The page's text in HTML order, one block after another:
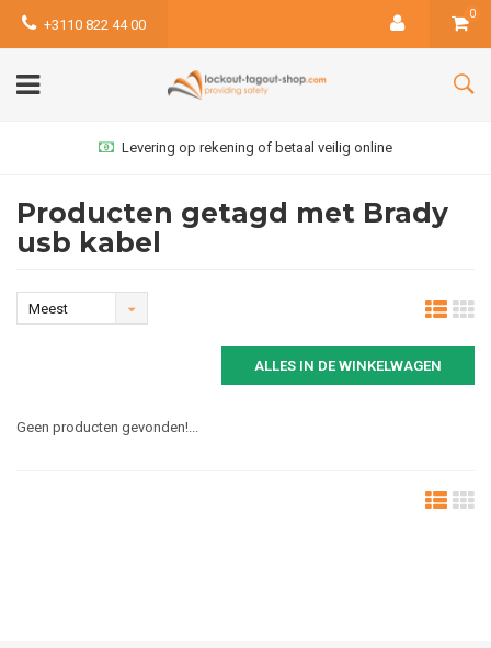
+3110 822 44 00
0
Levering op rekening of betaal veilig online
Producten getagd met Brady
usb kabel
Meest
ALLES IN DE WINKELWAGEN
Geen producten gevonden!...